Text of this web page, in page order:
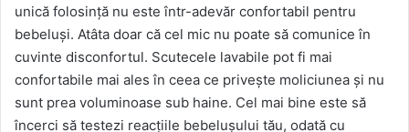
unică folosință nu este într-adevăr confortabil pentru
bebeluși. Atâta doar că cel mic nu poate să comunice în
cuvinte disconfortul. Scutecele lavabile pot fi mai
confortabile mai ales în ceea ce privește moliciunea și nu
sunt prea voluminoase sub haine. Cel mai bine este să
încerci să testezi reacțiile bebelușului tău, odată cu